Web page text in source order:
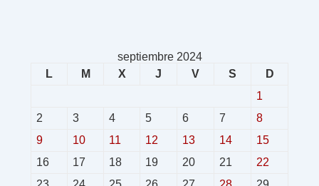
septiembre 2024
L
M X J V S
D
1
2
3 4 5 6 7
8
9
10 11 12 13 14
15
16
17 18 19 20 21
22